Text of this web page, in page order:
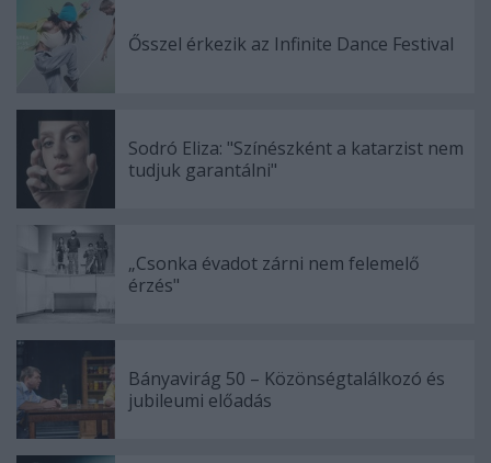
Ősszel érkezik az Infinite Dance Festival
Sodró Eliza: "Színészként a katarzist nem
tudjuk garantálni"
„Csonka évadot zárni nem felemelő
érzés"
Bányavirág 50 – Közönségtalálkozó és
jubileumi előadás